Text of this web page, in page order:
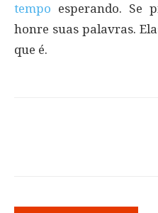
tempo esperando. Se
honre suas palavras.
que é.